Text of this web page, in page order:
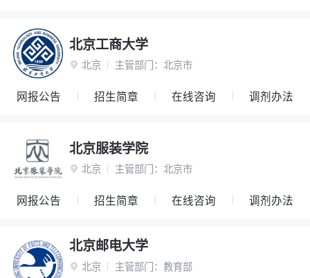
北京工商大学
 北京 主管部门： 北京市
网报公告 招生简章 在线咨询 调剂办法
北京服装学院
 北京 主管部门： 北京市
网报公告 招生简章 在线咨询 调剂办法
北京邮电大学
 北京 主管部门： 教育部